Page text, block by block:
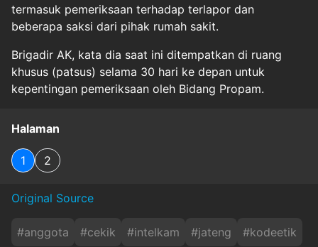
termasuk pemeriksaan terhadap terlapor dan
beberapa saksi dari pihak rumah sakit.
Brigadir AK, kata dia saat ini ditempatkan di ruang
khusus (patsus) selama 30 hari ke depan untuk
kepentingan pemeriksaan oleh Bidang Propam.
Halaman
1 2
Original Source
#anggota #cekik #intelkam #jateng #kodeetik